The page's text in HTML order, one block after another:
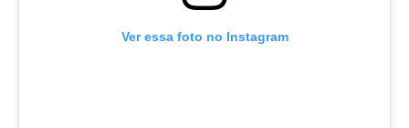
Ver essa foto no Instagram